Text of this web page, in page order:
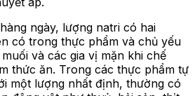
ngày, lượng natri có hai
có trong thực phẩm và chủ yếu
và các gia vị mặn khi chế
thức ăn. Trong các thực phẩm tự
một lượng nhất định, thường có